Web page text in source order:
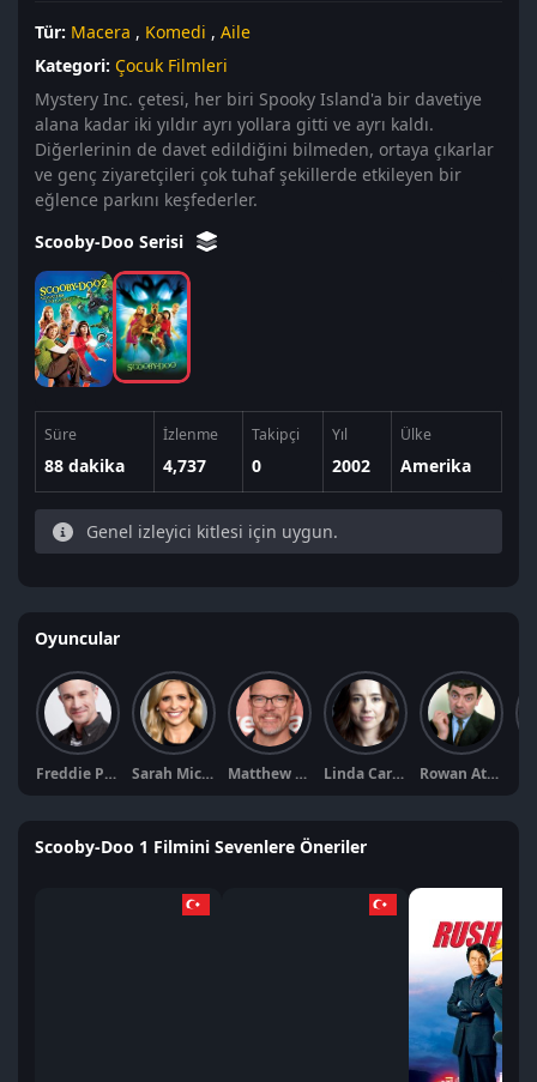
Tür: Macera , Komedi , Aile
Kategori: Çocuk Filmleri
Mystery Inc. çetesi, her biri Spooky Island'a bir davetiye
alana kadar iki yıldır ayrı yollara gitti ve ayrı kaldı.
Diğerlerinin de davet edildiğini bilmeden, ortaya çıkarlar
ve genç ziyaretçileri çok tuhaf şekillerde etkileyen bir
eğlence parkını keşfederler.
Scooby-Doo Serisi
Süre
88 dakika
İzlenme
4,737
Takipçi
0
Yıl
2002
Ülke
Amerika
Genel izleyici kitlesi için uygun.
Oyuncular
Freddie Prinze Jr. Sarah Michelle Gellar Matthew Lillard Linda Cardellini Rowan Atkinson
Scooby-Doo 1 Filmini Sevenlere Öneriler